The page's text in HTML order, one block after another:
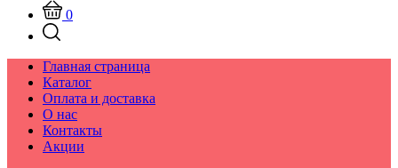
0
Главная страница
Каталог
Оплата и доставка
О нас
Контакты
Акции